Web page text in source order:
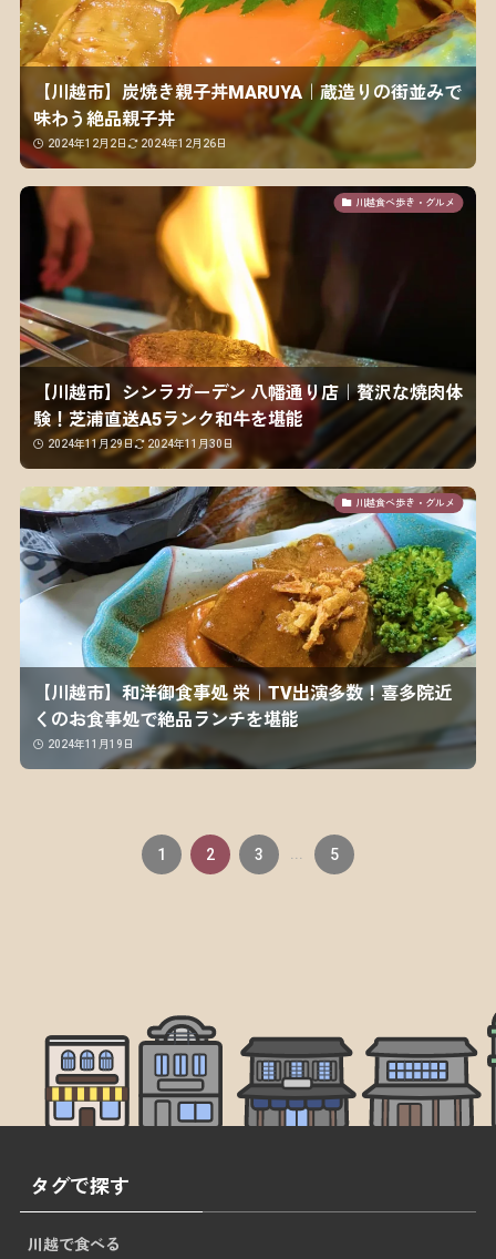
【川越市】炭焼き親子丼MARUYA｜蔵造りの街並みで
味わう絶品親子丼
2024年12月2日 2024年12月26日
川越食べ歩き・グルメ
【川越市】シンラガーデン 八幡通り店｜贅沢な焼肉体
験！芝浦直送A5ランク和牛を堪能
2024年11月29日 2024年11月30日
川越食べ歩き・グルメ
【川越市】和洋御食事処 栄｜TV出演多数！喜多院近
くのお食事処で絶品ランチを堪能
2024年11月19日
1 2 3 5
タグで探す
川越で食べる